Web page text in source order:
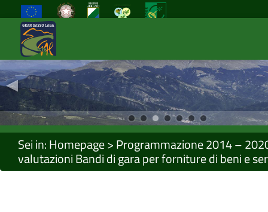
◂Previous
Sei in:Homepage>Programmazione 2014 –
valutazioni Bandi di gara per forniture di beni e